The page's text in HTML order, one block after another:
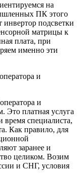
на
ПК этого
инвертор подсветки
матрицы к
плата, при
именно эти
и
и
платная услуга
специалиста,
Как правило, для
заранее и
целиком. Возим
и СНГ, условия